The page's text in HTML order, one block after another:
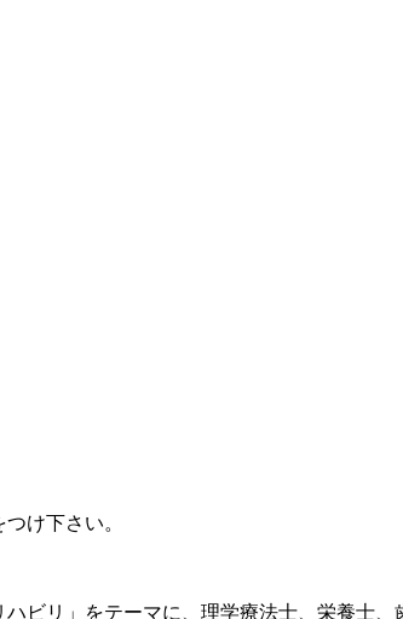
け下さい。
ビリ」をテーマに、理学療法士、栄養士